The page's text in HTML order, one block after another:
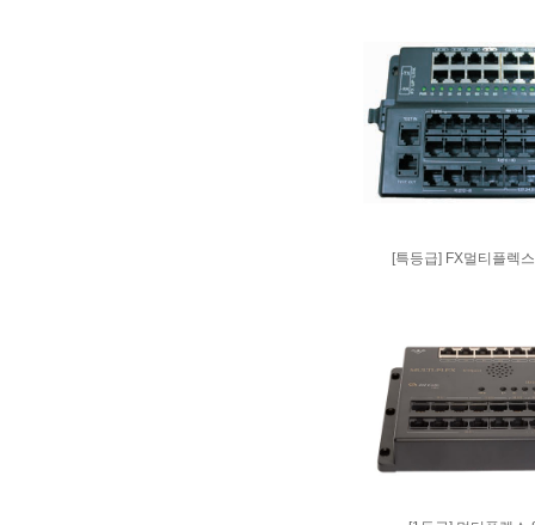
[특등급] FX멀티플렉